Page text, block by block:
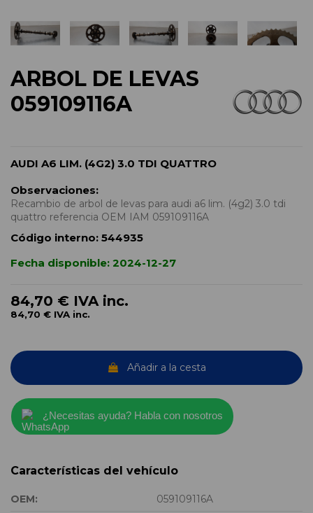
ARBOL DE LEVAS
059109116A
AUDI A6 LIM. (4G2) 3.0 TDI QUATTRO
Observaciones:
Recambio de arbol de levas para audi a6 lim. (4g2) 3.0 tdi
quattro referencia OEM IAM 059109116A
Código interno: 544935
Fecha disponible: 2024-12-27
84,70 € IVA inc.
84,70 € IVA inc.
Añadir a la cesta
¿Necesitas ayuda? Habla con nosotros
Características del vehículo
OEM:
059109116A